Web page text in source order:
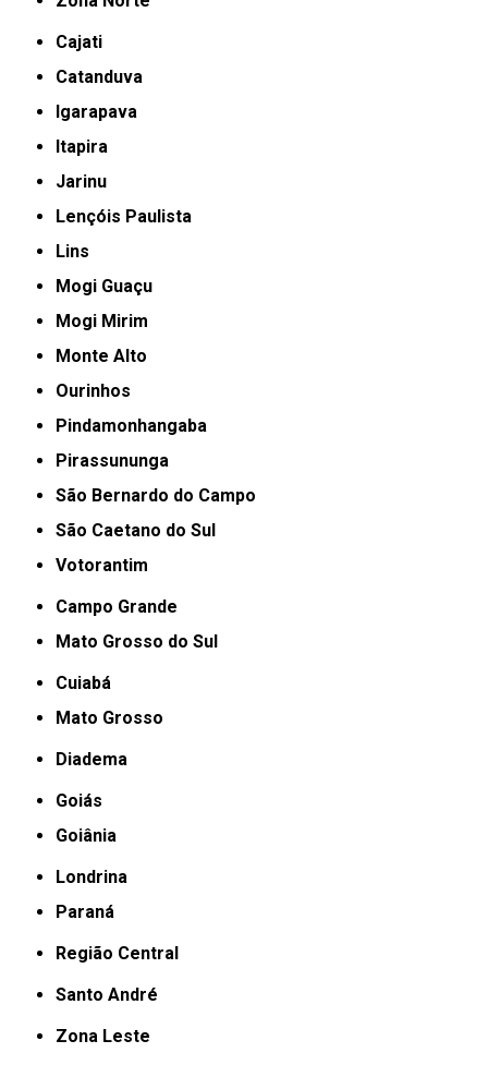
Cajati
Catanduva
Igarapava
Itapira
Jarinu
Lençóis Paulista
Lins
Mogi Guaçu
Mogi Mirim
Monte Alto
Ourinhos
Pindamonhangaba
Pirassununga
São Bernardo do Campo
São Caetano do Sul
Votorantim
Campo Grande
Mato Grosso do Sul
Cuiabá
Mato Grosso
Diadema
Goiás
Goiânia
Londrina
Paraná
Região Central
Santo André
Zona Leste